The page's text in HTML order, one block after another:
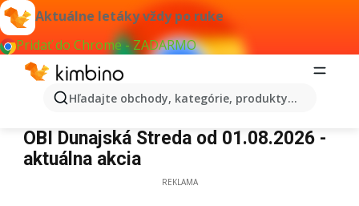
Aktuálne letáky vždy po ruke
Pridať do Chrome - ZADARMO
Hľadajte obchody, kategórie, produkty...
OBI Dunajská Streda
OBI Dunajská Streda od 01.08.2026 -
aktuálna akcia
REKLAMA